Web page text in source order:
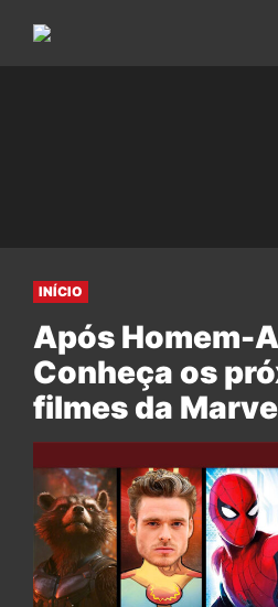
INÍCIO
Após Homem-
Conheça os
filmes da